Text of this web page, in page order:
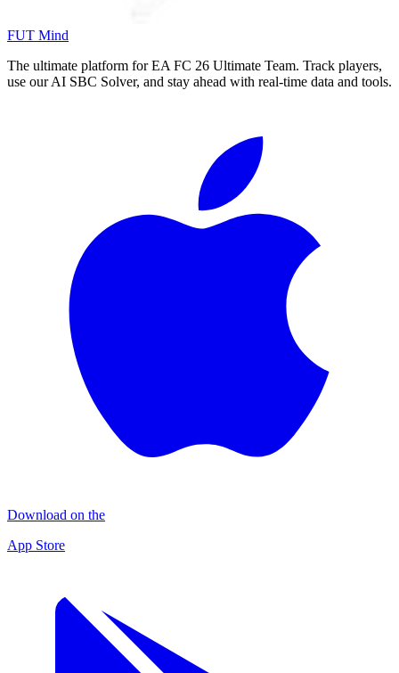
FUT Mind
The ultimate platform for EA FC 26 Ultimate Team. Track players,
use our AI SBC Solver, and stay ahead with real-time data and tools.
Download on the
App Store